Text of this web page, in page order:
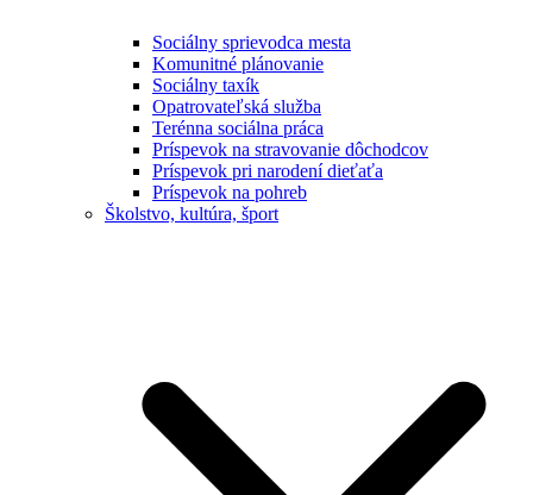
Sociálny sprievodca mesta
Komunitné plánovanie
Sociálny taxík
Opatrovateľská služba
Terénna sociálna práca
Príspevok na stravovanie dôchodcov
Príspevok pri narodení dieťaťa
Príspevok na pohreb
Školstvo, kultúra, šport